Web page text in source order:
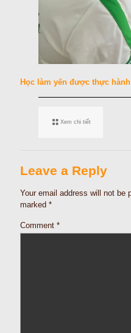
Học làm yến được thực
Xem chi tiết
Leave a Reply
Your email address will not be
marked *
Comment *